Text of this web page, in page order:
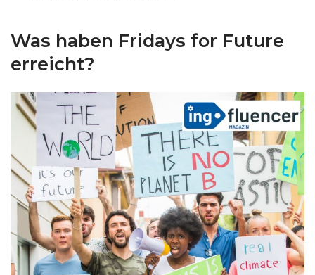
Was haben Fridays for Future
erreicht?